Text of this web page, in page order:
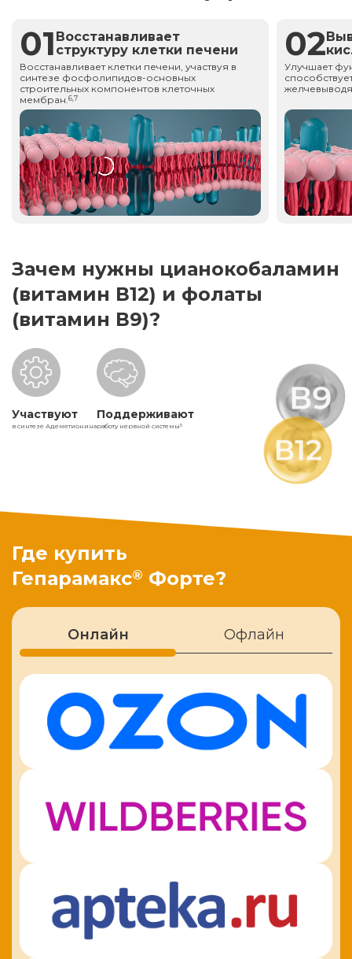
01 Восстанавливает
структуру клетки печени
Восстанавливает клетки печени, участвуя в
синтезе фосфолипидов-основных
строительных компонентов клеточных
мембран.6,7
02
Улучшает
Зачем нужны цианокобаламин
(витамин В12) и фолаты
(витамин В9)?
Участвуют
в синтезе Адеметионина
Поддерживают
работу нервной системы5
Где купить
Гепарамакс® Форте?
Онлайн Офлайн